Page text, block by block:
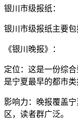
银川市级报纸：
银川市级报纸主要包
《银川晚报》：
定位：这是一份综
是宁夏最早的都市类
影响力：晚报覆盖
区，读者群广泛。